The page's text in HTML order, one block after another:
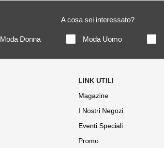
A cosa sei interessato?
Moda Donna Moda Uomo
Magazine
I Nostri Negozi
Eventi Speciali
Promo